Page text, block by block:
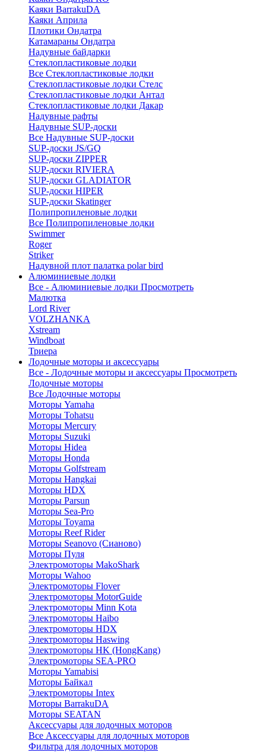
Каяки BarrakuDA
Каяки Априла
Плотики Ондатра
Катамараны Ондатра
Надувные байдарки
Стеклопластиковые лодки
Все Стеклопластиковые лодки
Стеклопластиковые лодки Стелс
Стеклопластиковые лодки Антал
Стеклопластиковые лодки Дакар
Надувные рафты
Надувные SUP-доски
Все Надувные SUP-доски
SUP-доски JS/GQ
SUP-доски ZIPPER
SUP-доски RIVIERA
SUP-доски GLADIATOR
SUP-доски HIPER
SUP-доски Skatinger
Полипропиленовые лодки
Все Полипропиленовые лодки
Swimmer
Roger
Striker
Надувной плот палатка polar bird
Алюминиевые лодки
Все - Алюминиевые лодки Просмотреть
Малютка
Lord River
VOLZHANKA
Xstream
Windboat
Триера
Лодочные моторы и аксессуары
Все - Лодочные моторы и аксессуары Просмотреть
Лодочные моторы
Все Лодочные моторы
Моторы Yamaha
Моторы Tohatsu
Моторы Mercury
Моторы Suzuki
Моторы Hidea
Моторы Honda
Моторы Golfstream
Моторы Hangkai
Моторы HDX
Моторы Parsun
Моторы Sea-Pro
Моторы Toyama
Моторы Reef Rider
Моторы Seanovo (Сианово)
Моторы Пуля
Электромоторы MakoShark
Моторы Wahoo
Электромоторы Flover
Электромоторы MotorGuide
Электромоторы Minn Kota
Электромоторы Haibo
Электромоторы HDX
Электромоторы Haswing
Электромоторы HK (HongKang)
Электромоторы SEA-PRO
Моторы Yamabisi
Моторы Байкал
Электромоторы Intex
Моторы BarrakuDA
Моторы SEATAN
Аксессуары для лодочных моторов
Все Аксессуары для лодочных моторов
Фильтра для лодочных моторов